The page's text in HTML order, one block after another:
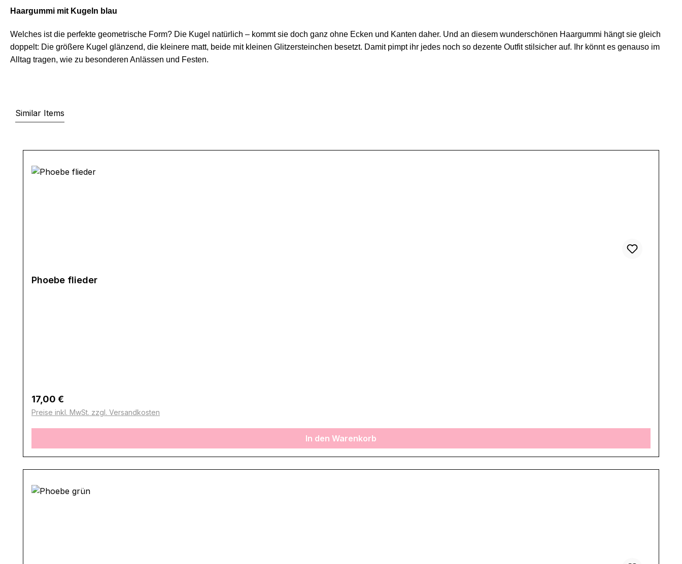
Haargummi mit Kugeln blau
Welches ist die perfekte geometrische Form? Die Kugel natürlich – kommt sie doch ganz ohne Ecken und Kanten daher. Und an diesem wunderschönen Haargummi hängt sie gleich
doppelt: Die größere Kugel glänzend, die kleinere matt, beide mit kleinen Glitzersteinchen besetzt. Damit pimpt ihr jedes noch so dezente Outfit stilsicher auf. Ihr könnt es genauso im
Alltag tragen, wie zu besonderen Anlässen und Festen.
Similar Items
Phoebe flieder
Regulärer Preis:
17,00 €
Preise inkl. MwSt. zzgl. Versandkosten
In den Warenkorb